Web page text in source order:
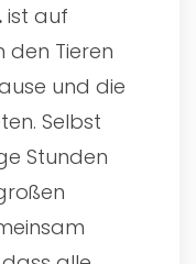
ist auf
den Tieren
und die
Selbst
Stunden